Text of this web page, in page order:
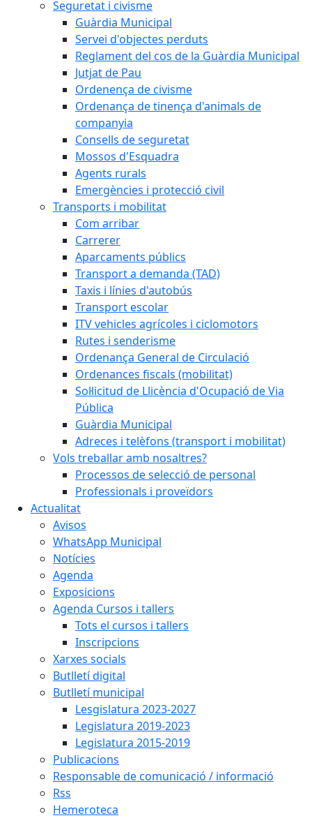
Seguretat i civisme
Guàrdia Municipal
Servei d'objectes perduts
Reglament del cos de la Guàrdia Municipal
Jutjat de Pau
Ordenença de civisme
Ordenança de tinença d'animals de
companyia
Consells de seguretat
Mossos d'Esquadra
Agents rurals
Emergències i protecció civil
Transports i mobilitat
Com arribar
Carrerer
Aparcaments públics
Transport a demanda (TAD)
Taxis i línies d'autobús
Transport escolar
ITV vehicles agrícoles i ciclomotors
Rutes i senderisme
Ordenança General de Circulació
Ordenances fiscals (mobilitat)
Sol·licitud de Llicència d'Ocupació de Via
Pública
Guàrdia Municipal
Adreces i telèfons (transport i mobilitat)
Vols treballar amb nosaltres?
Processos de selecció de personal
Professionals i proveïdors
Actualitat
Avisos
WhatsApp Municipal
Notícies
Agenda
Exposicions
Agenda Cursos i tallers
Tots el cursos i tallers
Inscripcions
Xarxes socials
Butlletí digital
Butlletí municipal
Lesgislatura 2023-2027
Legislatura 2019-2023
Legislatura 2015-2019
Publicacions
Responsable de comunicació / informació
Rss
Hemeroteca